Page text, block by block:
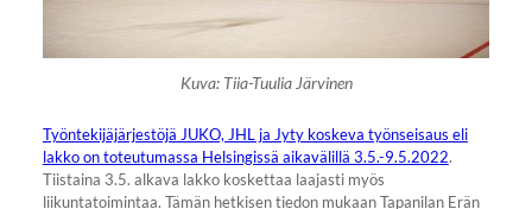
Kuva: Tiia-Tuulia Järvinen
Työntekijäjärjestöjä JUKO, JHL ja Jyty koskeva työnseisaus eli
lakko on toteutumassa Helsingissä aikavälillä 3.5.-9.5.2022.
Tiistaina 3.5. alkava lakko koskettaa laajasti myös
liikuntatoimintaa. Tämän hetkisen tiedon mukaan Tapanilan Erän